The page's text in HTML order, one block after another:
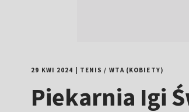
29 KWI 2024 TENIS / WTA (KOBIETY)
Piekarnia Igi